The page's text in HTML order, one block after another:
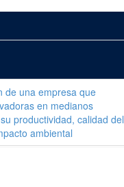
de una empresa que
en medianos
productividad, calidad del
ambiental